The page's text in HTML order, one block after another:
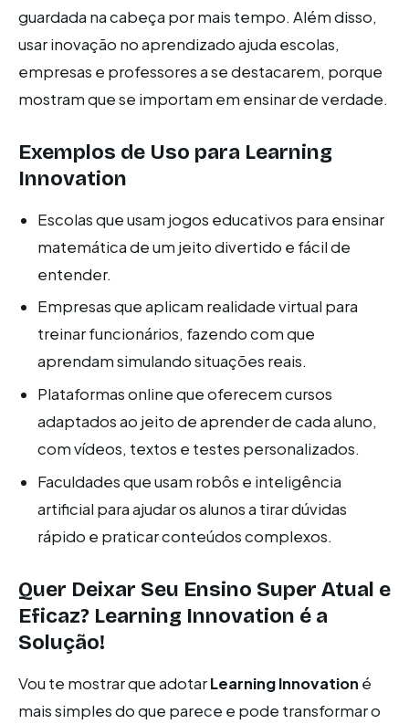
guardada na cabeça por mais tempo. Além disso,
usar inovação no aprendizado ajuda escolas,
empresas e professores a se destacarem, porque
mostram que se importam em ensinar de verdade.
Exemplos de Uso para Learning
Innovation
Escolas que usam jogos educativos para ensinar
matemática de um jeito divertido e fácil de
entender.
Empresas que aplicam realidade virtual para
treinar funcionários, fazendo com que
aprendam simulando situações reais.
Plataformas online que oferecem cursos
adaptados ao jeito de aprender de cada aluno,
com vídeos, textos e testes personalizados.
Faculdades que usam robôs e inteligência
artificial para ajudar os alunos a tirar dúvidas
rápido e praticar conteúdos complexos.
Quer Deixar Seu Ensino Super Atual e
Eficaz? Learning Innovation é a
Solução!
Vou te mostrar que adotarLearning Innovation é
mais simples do que parece e pode transformar o